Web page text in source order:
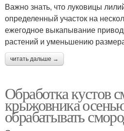
Важно знать, что луковицы
определенный участок на
ежегодное выкапывание
растений и уменьшению
читать дальше →
Обработка кустов
крыжовника
обрабатывать